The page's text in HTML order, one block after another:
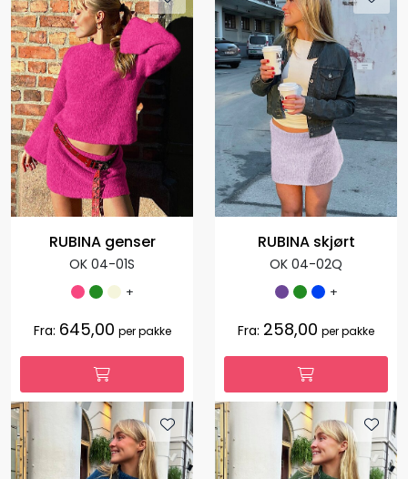
RUBINA genser
OK 04-01S
+
Fra: 645,00 per pakke
RUBINA skjørt
OK 04-02Q
+
Fra: 258,00 per pakke